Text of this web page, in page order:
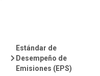
Estándar de
Desempeño de
Emisiones (EPS)